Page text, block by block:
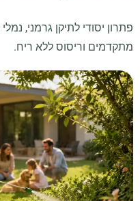
פתרון יסודי לתיקן גרמני,
מתקדמים וריסוס ללא ריח.